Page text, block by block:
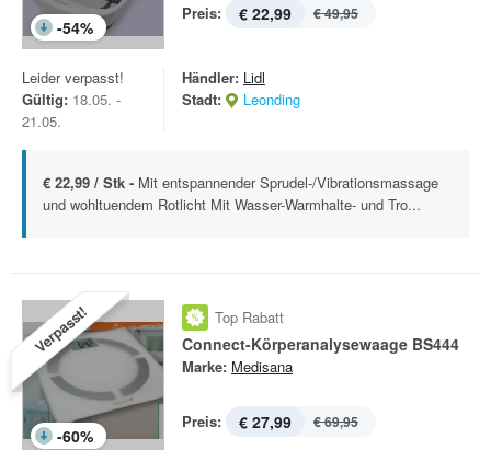
-54%
Preis: € 22,99 € 49,95
Leider verpasst!
Gültig: 18.05. -
21.05.
Händler: Lidl
Stadt:
Leonding
€ 22,99 / Stk - Mit entspannender Sprudel-/Vibrationsmassage
und wohltuendem Rotlicht Mit Wasser-Warmhalte- und Tro...
Verpasst!
-60%
Top Rabatt
Connect-Körperanalysewaage BS444
Marke: Medisana
Preis: € 27,99 € 69,95